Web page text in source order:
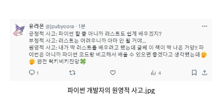
파이썬 개발자의 원영적 사고.jpg